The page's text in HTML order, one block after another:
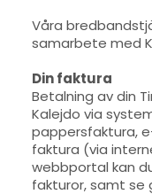
Våra
samarbete med
Din faktura
Betalning av din
Kalejdo via
pappersfaktura,
faktura (via
webbportal kan
fakturor, samt se